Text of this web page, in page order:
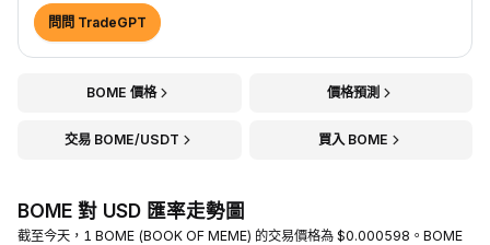
問問 TradeGPT
BOME 價格 價格預測
交易 BOME/USDT 買入 BOME
BOME 對 USD 匯率走勢圖
截至今天，1 BOME (BOOK OF MEME) 的交易價格為 $0.000598。BOME